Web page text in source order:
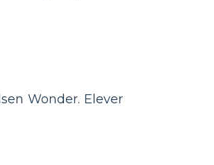
Wonder. Elever